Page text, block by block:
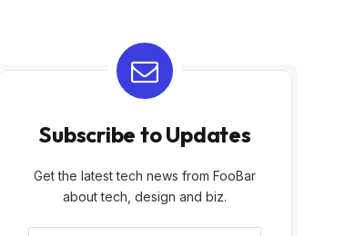
Subscribe to Updates
Get the latest tech news from FooBar
about tech, design and biz.